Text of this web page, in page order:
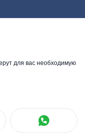
для вас необходимую